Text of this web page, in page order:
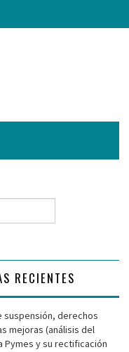
RECIENTES
suspensión, derechos
mejoras (análisis del
Pymes y su rectificación